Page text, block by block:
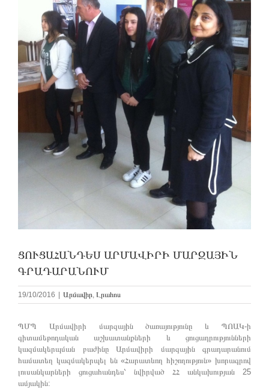
ՑՈՒՑԱՀԱՆԴԵՍ ԱՐՄԱՎԻՐԻ ՄԱՐԶԱՅԻՆ
ԳՐԱԴԱՐԱՆՈՒՄ
19/10/2016 | Արմավիր Լրահոս
ՊՄՊ Արմավիրի մարզային ծառայությունը և ՊՈԱԿ-ի
գիտամեթոդական աշխատանքների և ցուցադրությունների
կազմակերպման բաժինը Արմավիրի մարզային գրադարանում
համատեղ կազմակերպել են «Հարատևող հիշողություն» խորագրով
լուսանկարների ցուցահանդես՝ նվիրված ՀՀ անկախության 25
ամյակին: